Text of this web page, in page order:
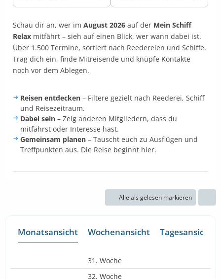
Schau dir an, wer im August 2026 auf der Mein Schiff
Relax mitfährt – sieh auf einen Blick, wer wann dabei ist.
Über 1.500 Termine, sortiert nach Reedereien und Schiffe.
Trag dich ein, finde Mitreisende und knüpfe Kontakte
noch vor dem Ablegen.
Reisen entdecken – Filtere gezielt nach Reederei, Schiff
und Reisezeitraum.
Dabei sein – Zeig anderen Mitgliedern, dass du
mitfährst oder Interesse hast.
Gemeinsam planen – Tauscht euch zu Ausflügen und
Treffpunkten aus. Die Reise beginnt hier.
Alle als gelesen markieren
Monatsansicht Wochenansicht Tagesansicht
31. Woche
32. Woche